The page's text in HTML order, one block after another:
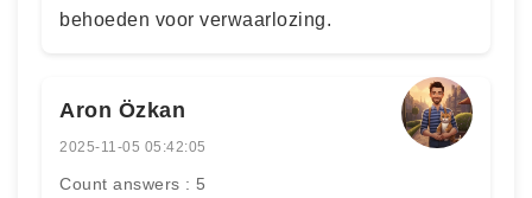
behoeden voor verwaarlozing.
Aron Özkan
2025-11-05 05:42:05
Count answers : 5